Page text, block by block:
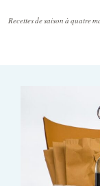
au